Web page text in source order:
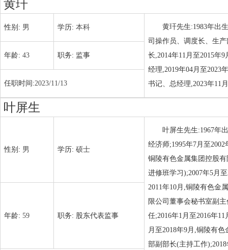
黄玕
性别: 男 学历: 本科
黄玕先生:1983年出
司操作员、调度长、生
长,2014年11月至2015年
经理,2019年04月至2023
书记、总经理,2023年11
年龄: 43 职务: 监事
任职时间:2023/11/13
叶屏生
性别: 男 学历: 硕士
叶屏生先生:1967年
经济师;1995年7月至
铜陵有色金属集团控股
进修班学习);2007年5月
2011年10月,铜陵有色金
限公司董事会秘书室副
任;2016年1月至2016年
月至2018年9月,铜陵有
部副部长(主持工作
年龄: 59 职务: 股东代表监事